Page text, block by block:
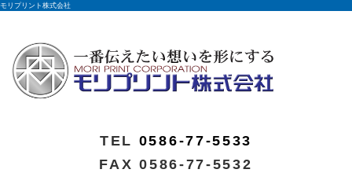
モリプリント株式会社
TEL 0586-77-5533
FAX 0586-77-5532